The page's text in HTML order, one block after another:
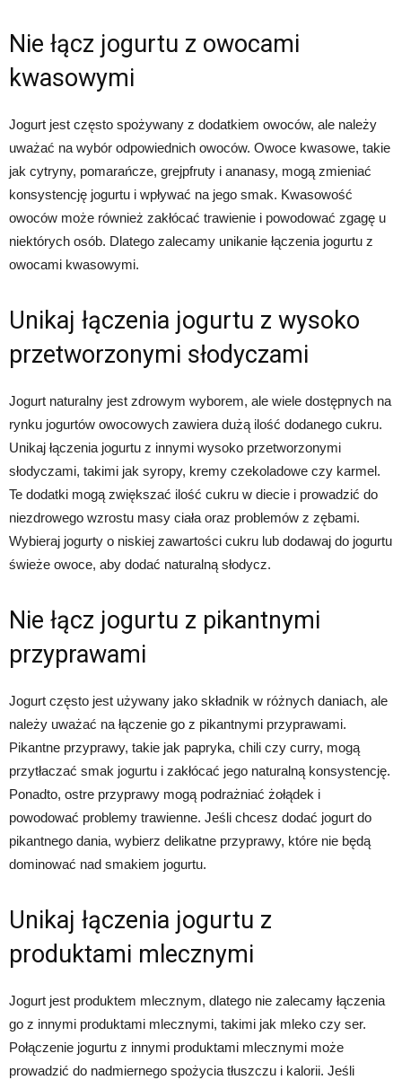
Nie łącz jogurtu z owocami
kwasowymi
Jogurt jest często spożywany z dodatkiem owoców, ale należy
uważać na wybór odpowiednich owoców. Owoce kwasowe, takie
jak cytryny, pomarańcze, grejpfruty i ananasy, mogą zmieniać
konsystencję jogurtu i wpływać na jego smak. Kwasowość
owoców może również zakłócać trawienie i powodować zgagę u
niektórych osób. Dlatego zalecamy unikanie łączenia jogurtu z
owocami kwasowymi.
Unikaj łączenia jogurtu z wysoko
przetworzonymi słodyczami
Jogurt naturalny jest zdrowym wyborem, ale wiele dostępnych na
rynku jogurtów owocowych zawiera dużą ilość dodanego cukru.
Unikaj łączenia jogurtu z innymi wysoko przetworzonymi
słodyczami, takimi jak syropy, kremy czekoladowe czy karmel.
Te dodatki mogą zwiększać ilość cukru w diecie i prowadzić do
niezdrowego wzrostu masy ciała oraz problemów z zębami.
Wybieraj jogurty o niskiej zawartości cukru lub dodawaj do jogurtu
świeże owoce, aby dodać naturalną słodycz.
Nie łącz jogurtu z pikantnymi
przyprawami
Jogurt często jest używany jako składnik w różnych daniach, ale
należy uważać na łączenie go z pikantnymi przyprawami.
Pikantne przyprawy, takie jak papryka, chili czy curry, mogą
przytłaczać smak jogurtu i zakłócać jego naturalną konsystencję.
Ponadto, ostre przyprawy mogą podrażniać żołądek i
powodować problemy trawienne. Jeśli chcesz dodać jogurt do
pikantnego dania, wybierz delikatne przyprawy, które nie będą
dominować nad smakiem jogurtu.
Unikaj łączenia jogurtu z
produktami mlecznymi
Jogurt jest produktem mlecznym, dlatego nie zalecamy łączenia
go z innymi produktami mlecznymi, takimi jak mleko czy ser.
Połączenie jogurtu z innymi produktami mlecznymi może
prowadzić do nadmiernego spożycia tłuszczu i kalorii. Jeśli